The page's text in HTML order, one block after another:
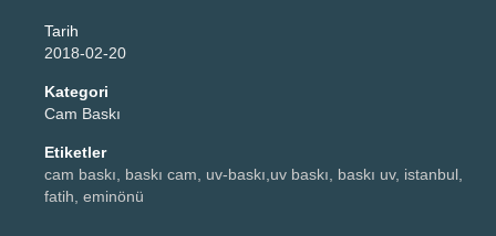
Tarih
2018-02-20
Kategori
Cam Baskı
Etiketler
cam baskı, baskı cam, uv-baskı,uv baskı, baskı uv, istanbul,
fatih, eminönü